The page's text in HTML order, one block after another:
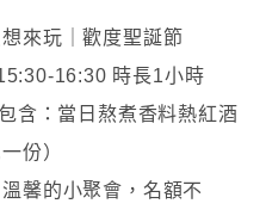
來玩｜歡度聖誕節
16:30 時長1小時
含：當日熬煮香料熱紅酒
份）
馨的小聚會，名額不